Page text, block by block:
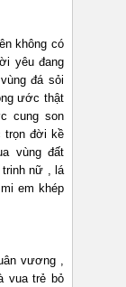
không có
yêu đang
đá sỏi
ước thật
cung son
trọn đời kề
vùng đất
trinh nữ , lá
em khép
vương ,
vua trẻ bỏ